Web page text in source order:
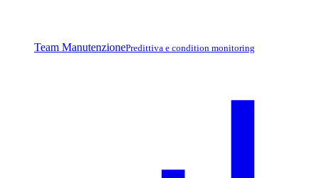
Team ManutenzionePredittiva e condition monitoring